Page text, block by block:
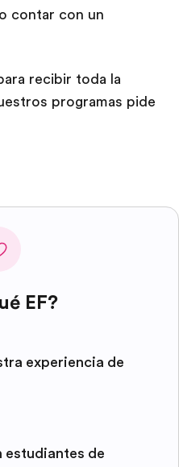
contar con un
recibir toda la
programas pide
EF?
experiencia de
estudiantes de